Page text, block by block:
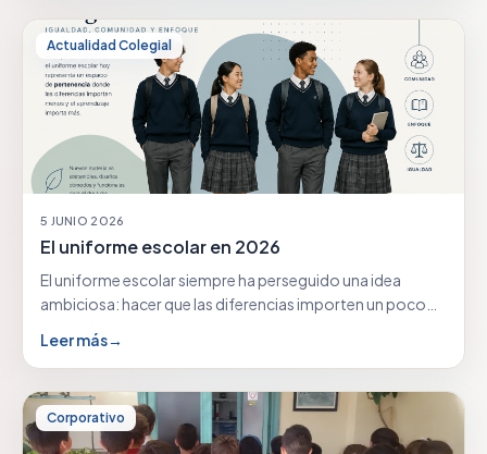
Actualidad Colegial
5 JUNIO 2026
El uniforme escolar en 2026
El uniforme escolar siempre ha perseguido una idea
ambiciosa: hacer que las diferencias importen un poco…
Leer más→
Corporativo